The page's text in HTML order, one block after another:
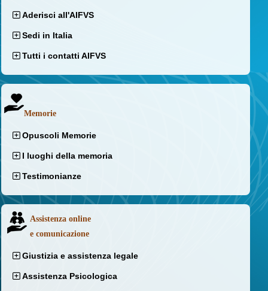
Aderisci all'AIFVS
Sedi in Italia
Tutti i contatti AIFVS
Memorie
Opuscoli Memorie
I luoghi della memoria
Testimonianze
Assistenza online
e comunicazione
Giustizia e assistenza legale
Assistenza Psicologica